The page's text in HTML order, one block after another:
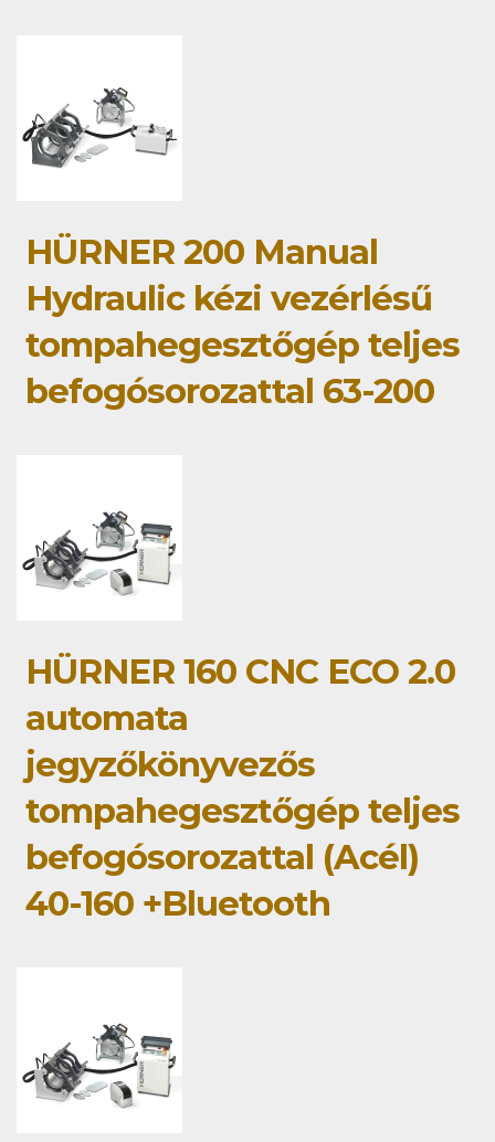
HÜRNER 200 Manual
Hydraulic kézi vezérlésű
tompahegesztőgép teljes
befogósorozattal 63-200
HÜRNER 160 CNC ECO 2.0
automata
jegyzőkönyvezős
tompahegesztőgép teljes
befogósorozattal (Acél)
40-160 +Bluetooth